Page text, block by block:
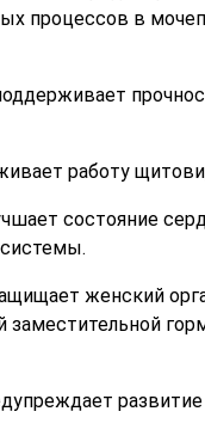
процессов в
работу
состояние
женский
заместительной
развитие